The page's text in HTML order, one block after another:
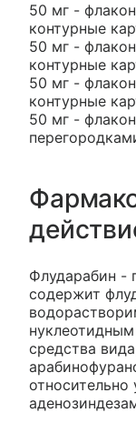
50 мг -
контурные
50 мг -
контурные
50 мг -
контурные
50 мг -
Флударабин -
содержит
средства